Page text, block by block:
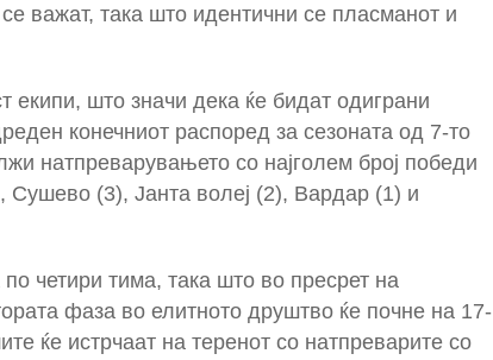
важат, така што идентични се пласманот и
екипи, што значи дека ќе бидат одиграни
конечниот распоред за сезоната од 7-то
натпреварувањето со најголем број победи
(3), Јанта волеј (2), Вардар (1) и
четири тима, така што во пресрет на
фаза во елитното друштво ќе почне на 17-
ќе истрчаат на теренот со натпреварите со